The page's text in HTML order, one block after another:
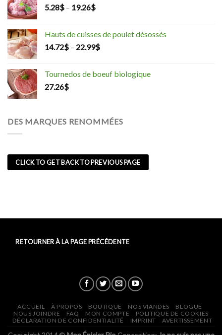
5.28$ – 19.26$
Hauts de cuisses de poulet désossés
14.72$ – 22.99$
Tournedos de boeuf biologique
27.26$
DES MARQUES RENOMMÉES
CLICK TO GET BACK TO PREVIOUS PAGE
RETOURNER À LA PAGE PRÉCÉDENTE
ACCUEIL À PROPOS BOUTIQUE NOS VIANDES
BLOGUE
NOUS JOINDRE
FAQ MON COMPTE
POLITIQUE DE COOKIES
DÉCLARATION DE CONFIDENTIALITÉ
IMPRINT AVERTISSEMENT